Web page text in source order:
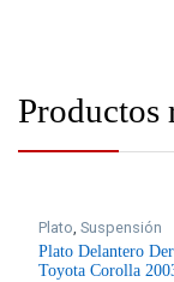
Productos
Plato,Suspensión
Plato Delantero
Toyota Corolla